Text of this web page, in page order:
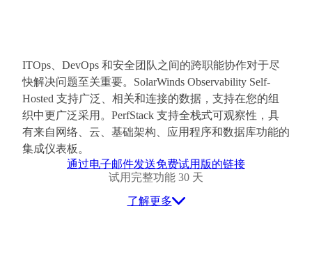
ITOps、DevOps 和安全团队之间的跨职能协作对于尽
快解决问题至关重要。SolarWinds Observability Self-
Hosted 支持广泛、相关和连接的数据，支持在您的组
织中更广泛采用。PerfStack 支持全栈式可观察性，具
有来自网络、云、基础架构、应用程序和数据库功能的
集成仪表板。
通过电子邮件发送免费试用版的链接
试用完整功能 30 天
了解更多